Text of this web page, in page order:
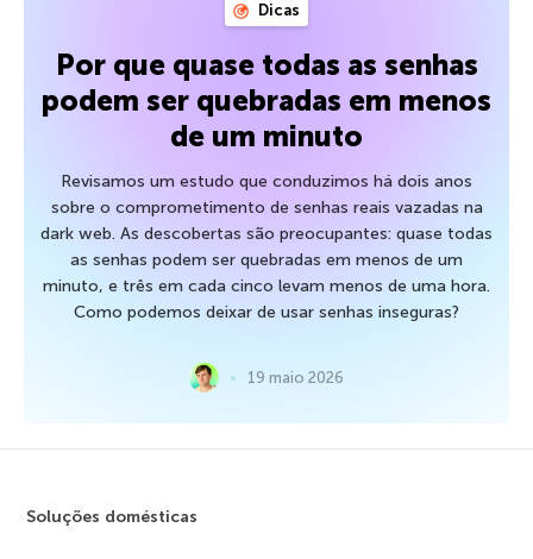
Dicas
Por que quase todas as senhas
podem ser quebradas em menos
de um minuto
Revisamos um estudo que conduzimos há dois anos
sobre o comprometimento de senhas reais vazadas na
dark web. As descobertas são preocupantes: quase todas
as senhas podem ser quebradas em menos de um
minuto, e três em cada cinco levam menos de uma hora.
Como podemos deixar de usar senhas inseguras?
19 maio 2026
Soluções domésticas